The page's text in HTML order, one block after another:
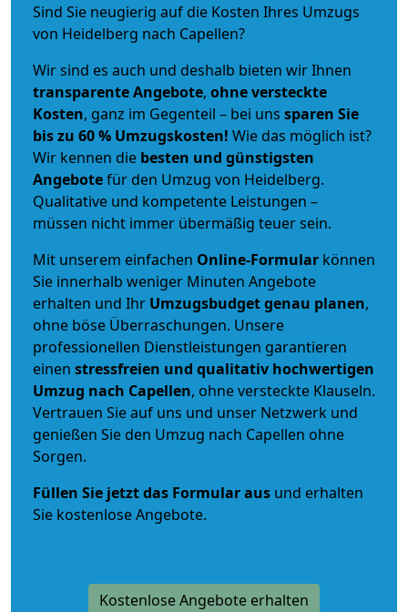
Sind Sie neugierig auf die Kosten Ihres Umzugs
von Heidelberg nach Capellen?
Wir sind es auch und deshalb bieten wir Ihnen
transparente Angebote, ohne versteckte
Kosten, ganz im Gegenteil – bei uns sparen Sie
bis zu 60 % Umzugskosten! Wie das möglich ist?
Wir kennen die besten und günstigsten
Angebotefür den Umzug von Heidelberg.
Qualitative und kompetente Leistungen –
müssen nicht immer übermäßig teuer sein.
Mit unserem einfachen Online-Formular können
Sie innerhalb weniger Minuten Angebote
erhalten und Ihr Umzugsbudgetgenau planen,
ohne böse Überraschungen. Unsere
professionellen Dienstleistungen garantieren
einen stressfreien und qualitativ hochwertigen
Umzug nach Capellen, ohne versteckte Klauseln.
Vertrauen Sie auf uns und unser Netzwerk und
genießen Sie den Umzug nach Capellen ohne
Sorgen.
Füllen Sie jetzt das Formular aus und erhalten
Sie kostenlose Angebote.
Kostenlose Angebote erhalten